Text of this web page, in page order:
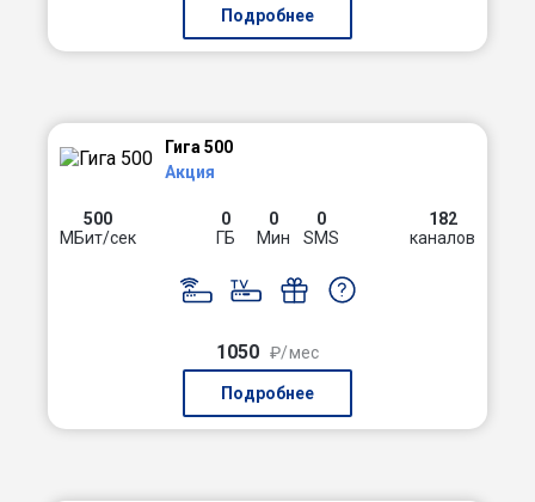
Подробнее
Гига 500
Акция
500
МБит/сек
0
ГБ
0
Мин
0
SMS
182
каналов
1050 ₽/мес
Подробнее